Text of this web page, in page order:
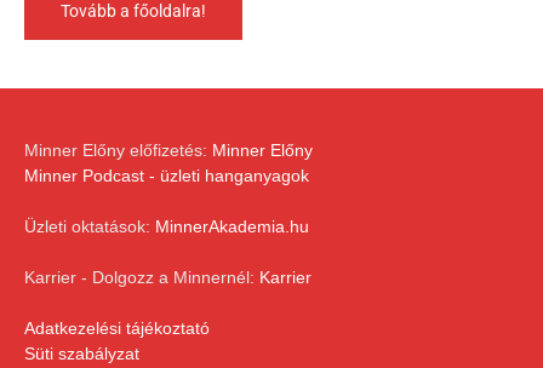
Tovább a főoldalra!
Minner Előny előfizetés: Minner Előny
Minner Podcast - üzleti hanganyagok
Üzleti oktatások: MinnerAkademia.hu
Karrier - Dolgozz a Minnernél: Karrier
Adatkezelési tájékoztató
Süti szabályzat